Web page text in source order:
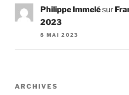
Philippe Immelésur
2023
8 MAI 2023
ARCHIVES